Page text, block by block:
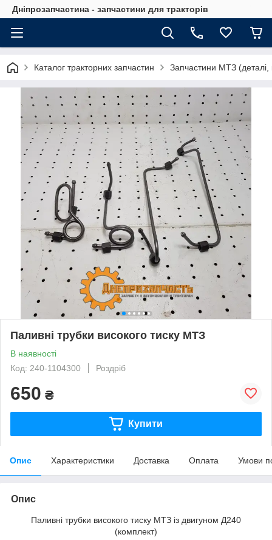
Дніпрозапчастина - запчастини для тракторів
Каталог тракторних запчастин Запчастини МТЗ (деталі,
Паливні трубки високого тиску МТЗ
В наявності
Код: 240-1104300
Роздріб
650 ₴
Купити
Опис Характеристики Доставка Оплата Умови
Опис
Паливні трубки високого тиску МТЗ із двигуном Д240
(комплект)